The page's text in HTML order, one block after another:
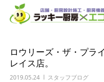
ロウリーズ・ザ・プラ
レイス店。
2019.05.24 スタッフブログ